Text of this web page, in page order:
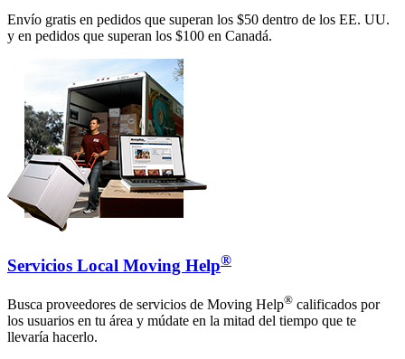
Envío gratis en pedidos que superan los $50 dentro de los EE. UU.
y en pedidos que superan los $100 en Canadá.
Servicios Local Moving Help®
Busca proveedores de servicios de Moving Help® calificados por
los usuarios en tu área y múdate en la mitad del tiempo que te
llevaría hacerlo.